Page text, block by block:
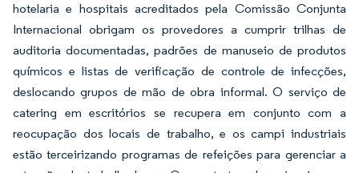
hotelaria e hospitais acreditados pela Comissão Conjunta
Internacional obrigam os provedores a cumprir trilhas de
auditoria documentadas, padrões de manuseio de produtos
químicos e listas de verificação de controle de infecções,
deslocando grupos de mão de obra informal. O serviço de
catering em escritórios se recupera em conjunto com a
reocupação dos locais de trabalho, e os campi industriais
estão terceirizando programas de refeições para gerenciar a